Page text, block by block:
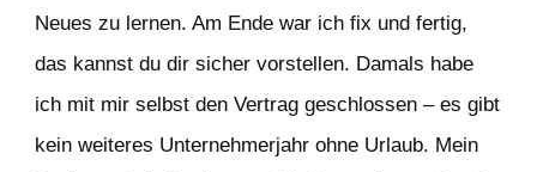
Neues zu lernen. Am Ende war ich fix und fertig,
das kannst du dir sicher vorstellen. Damals habe
ich mit mir selbst den Vertrag geschlossen – es gibt
kein weiteres Unternehmerjahr ohne Urlaub. Mein